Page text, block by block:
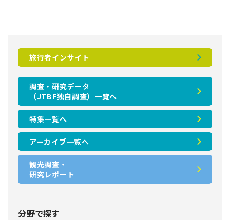
旅行者インサイト
調査・研究データ
（JTBF独自調査）一覧へ
特集一覧へ
アーカイブ一覧へ
観光調査・
研究レポート
分野で探す